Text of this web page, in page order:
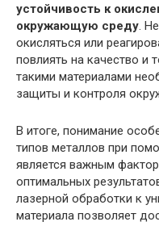
устойчивость к
окружающую среду.
окисляться или
повлиять на качество и
такими материалами
защиты и контроля
В итоге, понимание
типов металлов при
является важным
оптимальных
лазерной обработки к
материала позволяет